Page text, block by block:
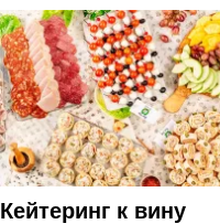
Кейтеринг к вину